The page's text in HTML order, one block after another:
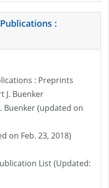
:
: Preprints
J. Buenker
Buenker (updated on
on Feb. 23, 2018)
List (Updated: